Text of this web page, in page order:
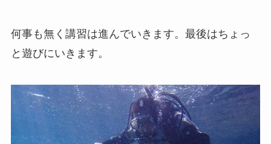
何事も無く講習は進んでいきます。最後はちょっ
と遊びにいきます。